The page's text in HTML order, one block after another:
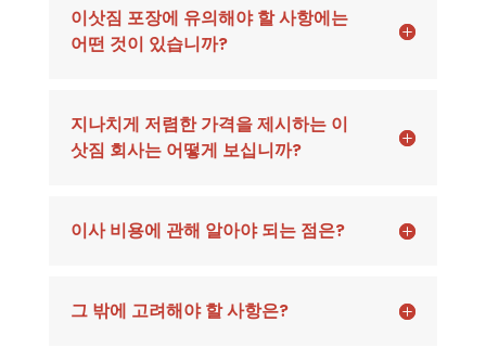
이삿짐 포장에 유의해야 할 사항에는
어떤 것이 있습니까?
지나치게 저렴한 가격을 제시하는 이
삿짐 회사는 어떻게 보십니까?
이사 비용에 관해 알아야 되는 점은?
그 밖에 고려해야 할 사항은?